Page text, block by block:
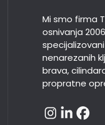
Mi smo firma
osnivanja
nenarezanih
brava,
propratne